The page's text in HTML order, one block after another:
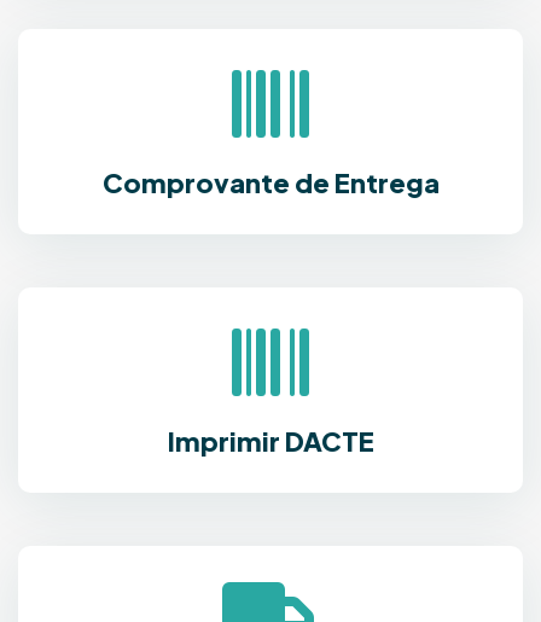
Comprovante de Entrega
Imprimir DACTE